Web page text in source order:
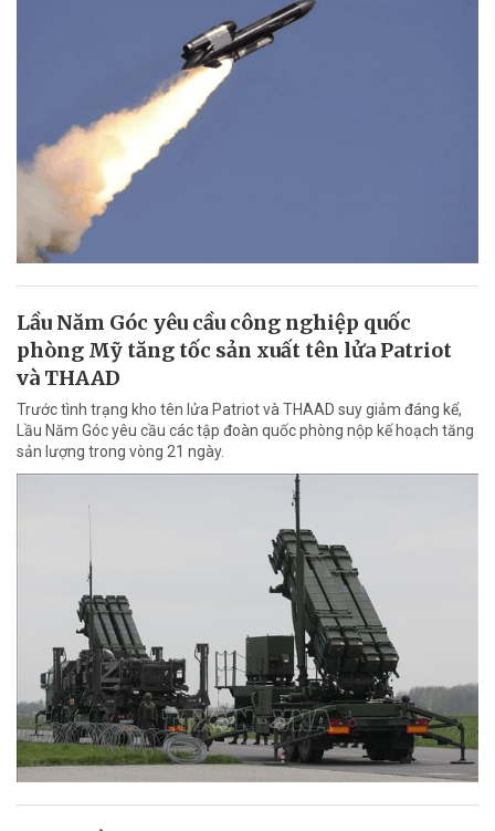
Lầu Năm Góc yêu cầu công nghiệp quốc
phòng Mỹ tăng tốc sản xuất tên lửa Patriot
và THAAD
Trước tình trạng kho tên lửa Patriot và THAAD suy giảm đáng kể,
Lầu Năm Góc yêu cầu các tập đoàn quốc phòng nộp kế hoạch tăng
sản lượng trong vòng 21 ngày.